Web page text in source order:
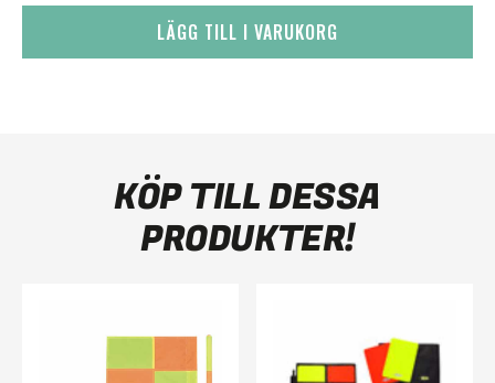
LÄGG TILL I VARUKORG
KÖP TILL DESSA
PRODUKTER!